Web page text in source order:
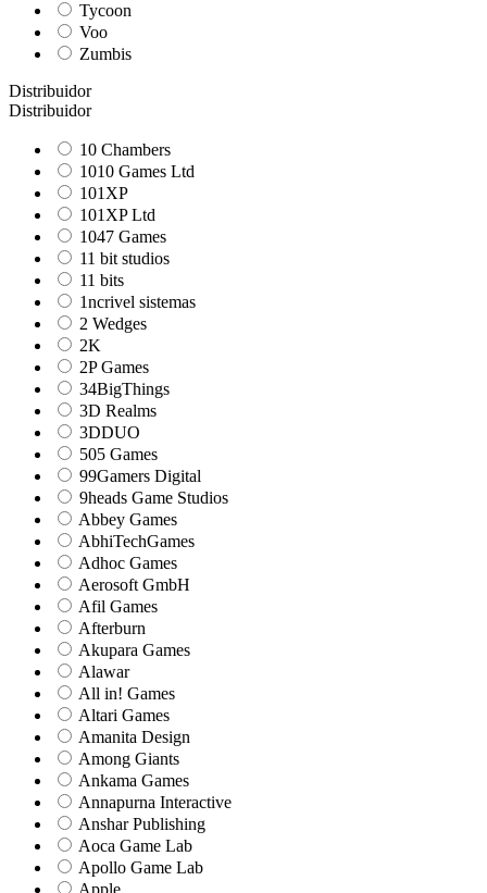
Tycoon
Voo
Zumbis
Distribuidor
Distribuidor
10 Chambers
1010 Games Ltd
101XP
101XP Ltd
1047 Games
11 bit studios
11 bits
1ncrivel sistemas
2 Wedges
2K
2P Games
34BigThings
3D Realms
3DDUO
505 Games
99Gamers Digital
9heads Game Studios
Abbey Games
AbhiTechGames
Adhoc Games
Aerosoft GmbH
Afil Games
Afterburn
Akupara Games
Alawar
All in! Games
Altari Games
Amanita Design
Among Giants
Ankama Games
Annapurna Interactive
Anshar Publishing
Aoca Game Lab
Apollo Game Lab